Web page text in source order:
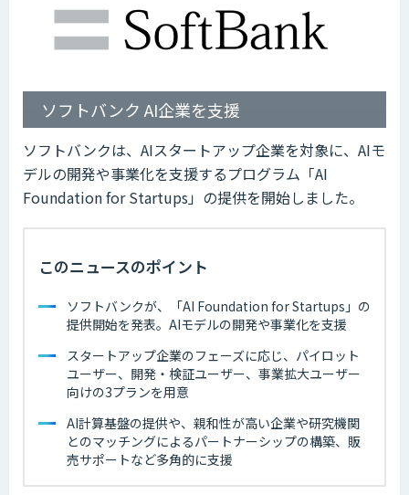
ソフトバンク AI企業を支援
ソフトバンクは、AIスタートアップ企業を対象に、AIモ
デルの開発や事業化を支援するプログラム「AI
Foundation for Startups」の提供を開始しました。
このニュースのポイント
ソフトバンクが、「AI Foundation for Startups」の
提供開始を発表。AIモデルの開発や事業化を支援
スタートアップ企業のフェーズに応じ、パイロット
ユーザー、開発・検証ユーザー、事業拡大ユーザー
向けの3プランを用意
AI計算基盤の提供や、親和性が高い企業や研究機関
とのマッチングによるパートナーシップの構築、販
売サポートなど多角的に支援